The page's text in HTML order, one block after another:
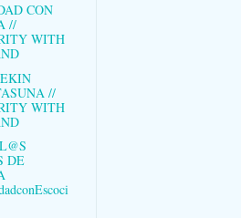
CON
//
WITH
//
WITH
DE